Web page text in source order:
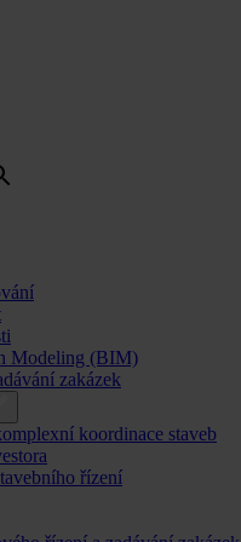
Modeling (BIM)
zakázek
koordinace staveb
řízení